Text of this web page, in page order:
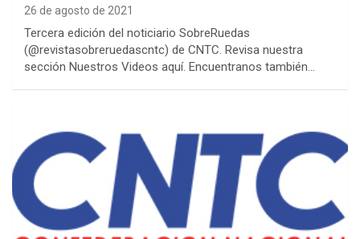
26 de agosto de 2021
Tercera edición del noticiario SobreRuedas
(@revistasobreruedascntc) de CNTC. Revisa nuestra
sección Nuestros Videos aquí. Encuentranos también…